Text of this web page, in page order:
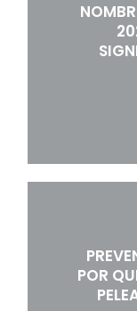
POR